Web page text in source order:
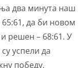
два минута наш
65:61, да би новом
решен – 68:61. У
успели да
победу.